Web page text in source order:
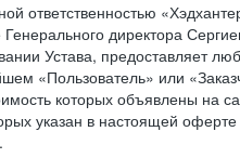
ответственностью
директора
Устава, предоставляет
«Пользователь» или
которых объявлены на
указан в настоящей